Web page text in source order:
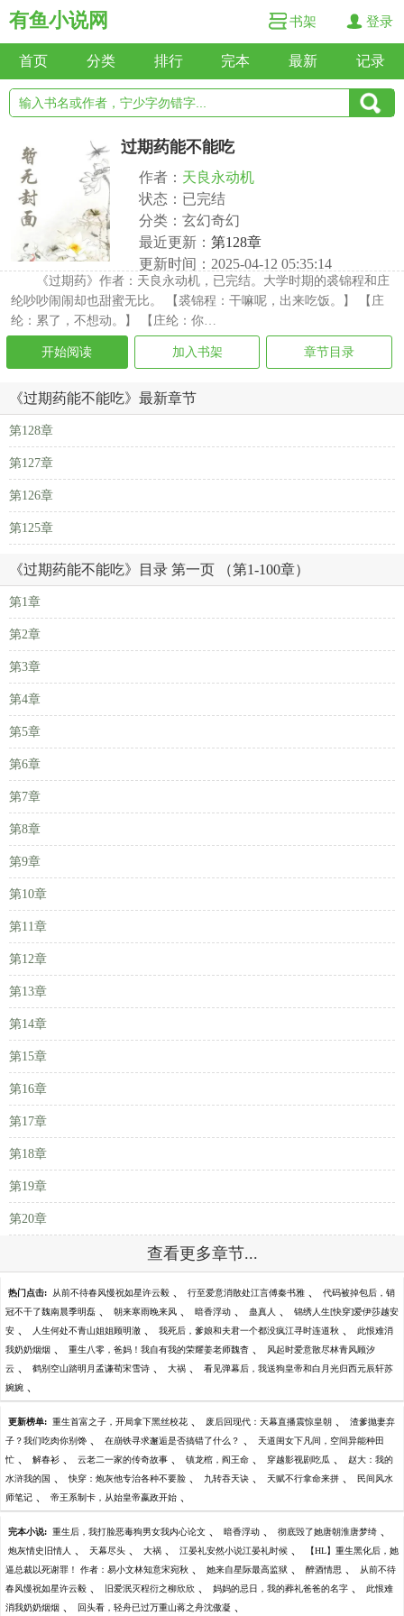
有鱼小说网 书架 登录
首页 分类 排行 完本 最新 记录
过期药能不能吃
作者： 天良永动机
状态：已完结
分类：玄幻奇幻
最近更新： 第128章
更新时间：2025-04-12 05:35:14
《过期药》作者：天良永动机，已完结。大学时期的裘锦程和庄
纶吵吵闹闹却也甜蜜无比。 【裘锦程：干嘛呢，出来吃饭。】 【庄
纶：累了，不想动。】 【庄纶：你…
开始阅读 加入书架 章节目录
《过期药能不能吃》最新章节
第128章
第127章
第126章
第125章
《过期药能不能吃》目录 第一页 （第1-100章）
第1章
第2章
第3章
第4章
第5章
第6章
第7章
第8章
第9章
第10章
第11章
第12章
第13章
第14章
第15章
第16章
第17章
第18章
第19章
第20章
查看更多章节...
热门点击: 从前不待春风慢祝如星许云毅 、 行至爱意消散处江言傅秦书雅 、 代码被掉包后，销
冠不干了魏南晨季明磊 、 朝来寒雨晚来风 、 暗香浮动 、 蛊真人 、 锦绣人生[快穿]爱伊莎越安
安 、 人生何处不青山姐姐顾明澈 、 我死后，爹娘和夫君一个都没疯江寻时连道秋 、 此恨难消
我奶奶烟烟 、 重生八零，爸妈！我自有我的荣耀姜老师魏杳 、 风起时爱意散尽林青风顾汐
云 、 鹤别空山踏明月孟谦荀宋雪诗 、 大祸 、 看见弹幕后，我送狗皇帝和白月光归西元辰轩苏
婉婉 、
更新榜单: 重生首富之子，开局拿下黑丝校花 、 废后回现代：天幕直播震惊皇朝 、 渣爹抛妻弃
子？我们吃肉你别馋 、 在崩铁寻求邂逅是否搞错了什么？ 、 天道闺女下凡间，空间异能种田
忙 、 解春衫 、 云老二一家的传奇故事 、 镇龙棺，阎王命 、 穿越影视剧吃瓜 、 赵大：我的
水浒我的国 、 快穿：炮灰他专治各种不要脸 、 九转吞天诀 、 天赋不行拿命来拼 、 民间风水
师笔记 、 帝王系制卡，从始皇帝嬴政开始 、
完本小说: 重生后，我打脸恶毒狗男女我内心论文 、 暗香浮动 、 彻底毁了她唐朝淮唐梦绮 、
炮灰情史旧情人 、 天幕尽头 、 大祸 、 江晏礼安然小说江晏礼时候 、 【HL】重生黑化后，她
逼总裁以死谢罪！ 作者：易小文林知意宋宛秋 、 她来自星际最高监狱 、 醉酒情思 、 从前不待
春风慢祝如星许云毅 、 旧爱泯灭程衍之柳欣欣 、 妈妈的忌日，我的葬礼爸爸的名字 、 此恨难
消我奶奶烟烟 、 回头看，轻舟已过万重山蒋之舟沈傲凝 、